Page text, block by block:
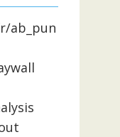
ab_pun